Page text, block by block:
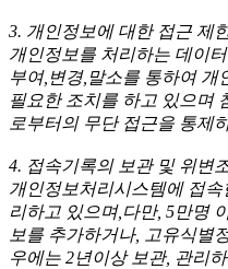
3. 개인정보에 대한 접근 제
개인정보를 처리하는 데이
부여,변경,말소를 통하여 개
필요한 조치를 하고 있으며
로부터의 무단 접근을 통제
4. 접속기록의 보관 및 위변
개인정보처리시스템에 접
리하고 있으며,다만, 5만명
보를 추가하거나, 고유식별
우에는 2년이상 보관, 관리